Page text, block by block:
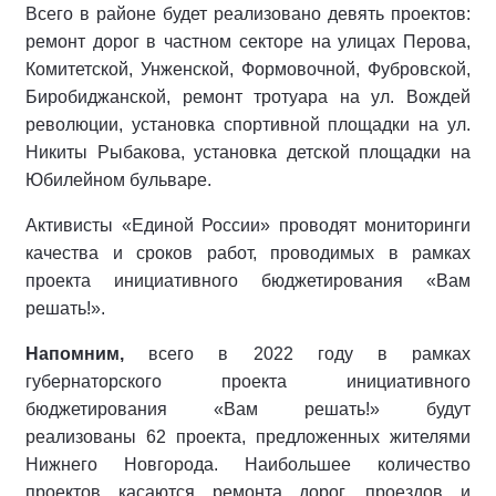
Всего в районе будет реализовано девять проектов:
ремонт дорог в частном секторе на улицах Перова,
Комитетской, Унженской, Формовочной, Фубровской,
Биробиджанской, ремонт тротуара на ул. Вождей
революции, установка спортивной площадки на ул.
Никиты Рыбакова, установка детской площадки на
Юбилейном бульваре.
Активисты «Единой России» проводят мониторинги
качества и сроков работ, проводимых в рамках
проекта инициативного бюджетирования «Вам
решать!».
Напомним, всего в 2022 году в рамках
губернаторского проекта инициативного
бюджетирования «Вам решать!» будут
реализованы 62 проекта, предложенных жителями
Нижнего Новгорода. Наибольшее количество
проектов касаются ремонта дорог, проездов и